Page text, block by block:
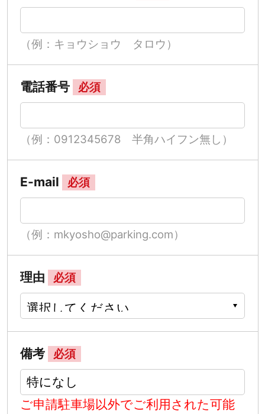
（例：キョウショウ タロウ）
電話番号 必須
（例：0912345678 半角ハイフン無し）
E-mail 必須
（例：mkyosho@parking.com）
理由 必須
備考 必須
ご申請駐車場以外でご利用された可能